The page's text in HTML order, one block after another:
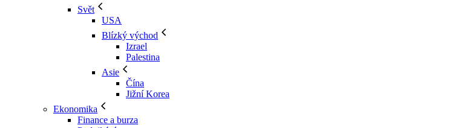
Svět
USA
Blízký východ
Izrael
Palestina
Asie
Čína
Jižní Korea
Ekonomika
Finance a burza